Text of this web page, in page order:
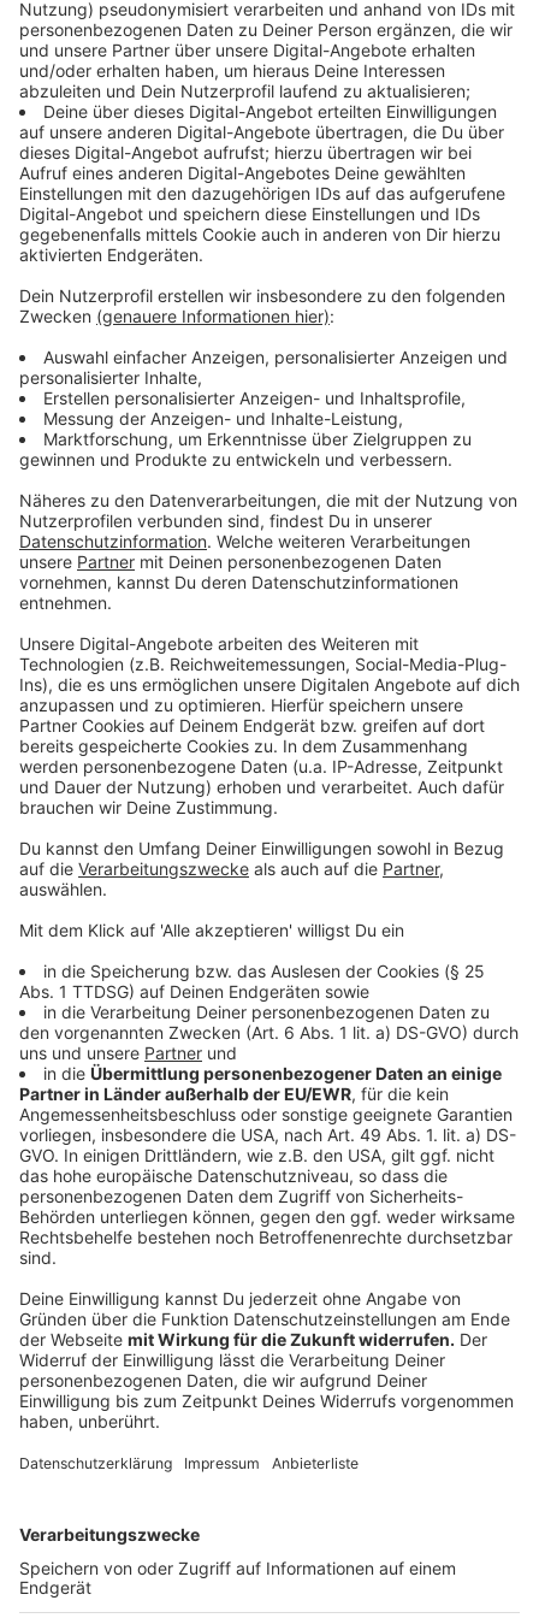
besonders viele zum Niedriglohn arbeiten. Deshalb will
sie mit der Forderung einer Lohnsteigerung von
mindestens 10 Prozent in das nächste Jahr starten.
Außerdem will sie sich für eine einmalige Prämie zum
Inflationsausgleich in Höhe von 3000 Euro einsetzen.
Hildener Feuerwehr braucht mehr Personal
Region werden immer umfangreicher, das hat zuletzt
Feuerwehr deshalb aufgestockt werden. Das schreibt
die Rheinische Post. Nicht nur hauptamtliche, sondern
auch ehrenamtliche Kräfte müssten gefördert werden,
so die Kommunalagentur NRW. Hilden sei als Stadt
gebe es viele risikobetriebe, große Gebäude und die
Autobahnen um die Stadt würden eine zusätzliche
Herausforderung bedeuten.
Krischer kritisiert A3-Ausbau
NRW-Verkehrsminister Krischer kritisiert ein
Großprojekt bei uns: Den vier- bis fünfspurigen Ausbau
der A3 zwischen dem Kreuz Hilden und Leverkusen.
Zwar müsse für den Erhalt der Autobahnen im Land
Engpässe Priorität haben. Die A3 sei schon dreispurig.
Eine oder zwei weitere Spuren würden irrsinnige
Wissing fordert er die angekündigte Überarbeitung des
Verkehrswegeplans 2030.
Kältere Zugfahrt
In den Zügen der Stadtbahnlinie U72 zwischen
Ratingen und Düsseldorf wird es etwas frischer. Denn
die Rheinbahn versucht, Energie zu sparen - und damit
die Vorgaben der Bundesregierung umzusetzen.
Deshalb wird die Innentemperatur in den Fahrzeugen
der Rehinbahn von Januar bis April um zwei Grad, auf
16 Grad runtergekühlt. Damit spare die Rheinbahn
etwa eine Million Kilowattstunden ein. Das entspricht
dem jährlichen Stromverbrauch von rund 250 Vier-
Personen-Haushalten, so das Unternehmen.
Anzeige